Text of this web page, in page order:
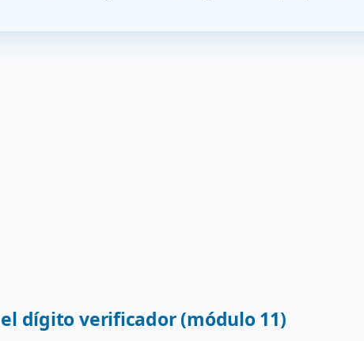
dígito verificador (módulo 11)